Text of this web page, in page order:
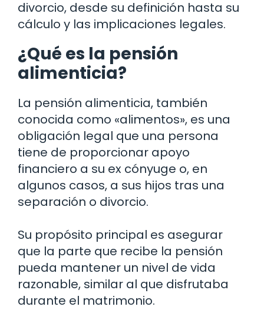
divorcio, desde su definición hasta su
cálculo y las implicaciones legales.
¿Qué es la pensión
alimenticia?
La pensión alimenticia, también
conocida como «alimentos», es una
obligación legal que una persona
tiene de proporcionar apoyo
financiero a su ex cónyuge o, en
algunos casos, a sus hijos tras una
separación o divorcio.
Su propósito principal es asegurar
que la parte que recibe la pensión
pueda mantener un nivel de vida
razonable, similar al que disfrutaba
durante el matrimonio.